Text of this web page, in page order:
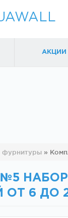
АКЦИИ
фурнитуры »
6 ДО